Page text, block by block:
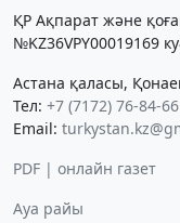
ҚР Ақпарат және
№KZ36VPY00019169
Астана қаласы,
Тел: +7 (7172) 76-84-66
Email:
PDF | онлайн газет
Ауа райы